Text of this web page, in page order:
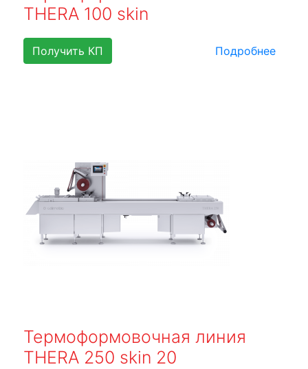
THERA 100 skin
Получить КП Подробнее
Термоформовочная линия
THERA 250 skin 20